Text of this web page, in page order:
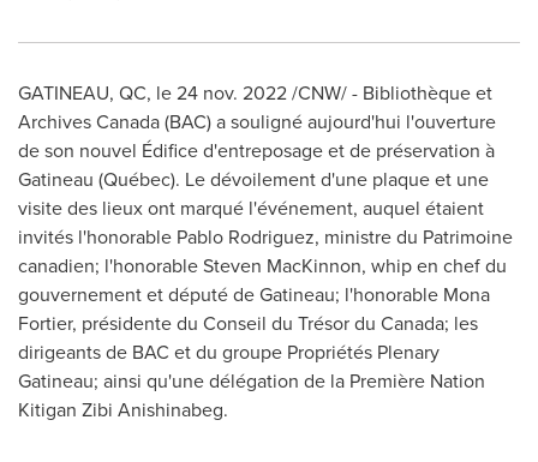
GATINEAU, QC, le24 nov. 2022/CNW/ - Bibliothèque et
Archives Canada (BAC) a souligné aujourd'hui l'ouverture
de son nouvel Édifice d'entreposage et de préservation à
Gatineau (Québec). Le dévoilement d'une plaque et une
visite des lieux ont marqué l'événement, auquel étaient
invités l'honorable Pablo Rodriguez, ministre du Patrimoine
canadien; l'honorableSteven MacKinnon, whip en chef du
gouvernement et député deGatineau; l'honorable Mona
Fortier, présidente du Conseil du Trésor du Canada; les
dirigeants de BAC et du groupe Propriétés Plenary
Gatineau; ainsi qu'une délégation de la Première Nation
Kitigan Zibi Anishinabeg.